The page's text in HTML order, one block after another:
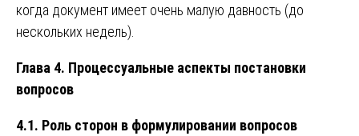
когда документ имеет очень малую давность (до
нескольких недель).
Глава 4. Процессуальные аспекты постановки
вопросов
4.1. Роль сторон в формулировании вопросов